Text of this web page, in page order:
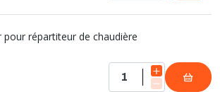
pour répartiteur de chaudière